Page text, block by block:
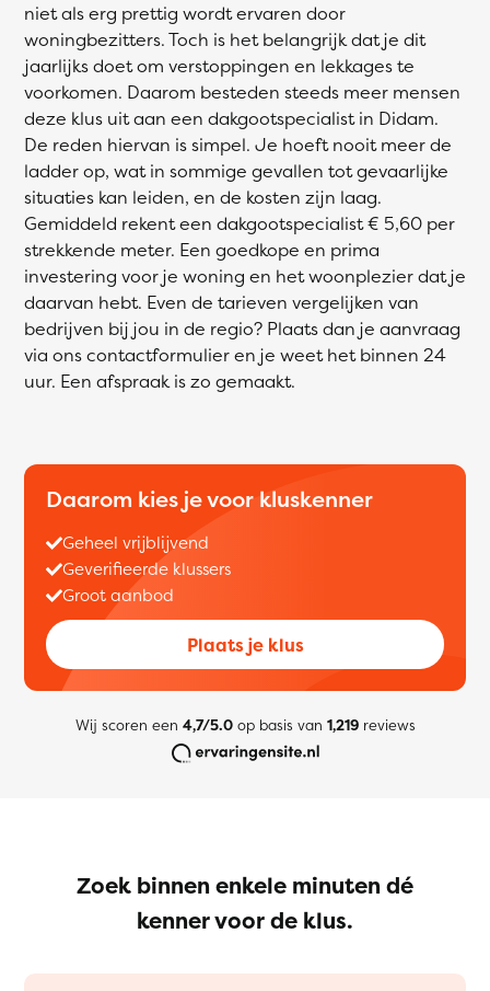
niet als erg prettig wordt ervaren door
woningbezitters. Toch is het belangrijk dat je dit
jaarlijks doet om verstoppingen en lekkages te
voorkomen. Daarom besteden steeds meer mensen
deze klus uit aan een dakgootspecialist in Didam.
De reden hiervan is simpel. Je hoeft nooit meer de
ladder op, wat in sommige gevallen tot gevaarlijke
situaties kan leiden, en de kosten zijn laag.
Gemiddeld rekent een dakgootspecialist € 5,60 per
strekkende meter. Een goedkope en prima
investering voor je woning en het woonplezier dat je
daarvan hebt. Even de tarieven vergelijken van
bedrijven bij jou in de regio? Plaats dan je aanvraag
via ons contactformulier en je weet het binnen 24
uur. Een afspraak is zo gemaakt.
Daarom kies je voor kluskenner
Geheel vrijblijvend
Geverifieerde klussers
Groot aanbod
Plaats je klus
Wij scoren een 4,7/5.0op basis van 1,219reviews
Zoek binnen enkele minuten dé
kenner voor de klus.